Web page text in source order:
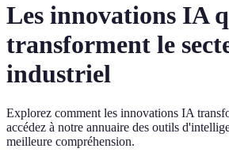
Les innovations IA
transforment le
industriel
Explorez comment les innovations IA
accédez à notre annuaire des outils
meilleure compréhension.